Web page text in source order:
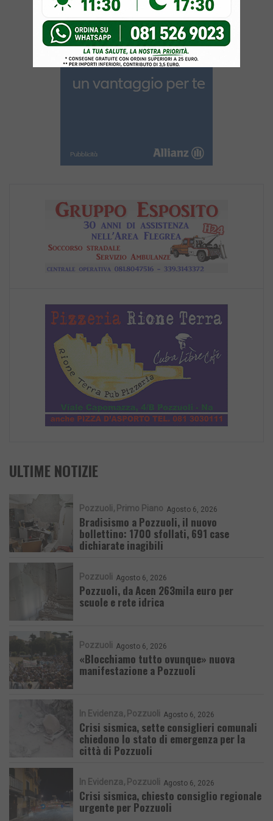
ULTIME NOTIZIE
Pozzuoli Primo Piano Agosto 6, 2026
Bradisismo a Pozzuoli, il nuovo
bollettino: 1700 sfollati, 691 case
dichiarate inagibili
Pozzuoli Agosto 6, 2026
Pozzuoli, da Acen 263mila euro per
scuole e rete idrica
Pozzuoli Agosto 6, 2026
«Blocchiamo tutto ovunque» nuova
manifestazione a Pozzuoli
In Evidenza Pozzuoli Agosto 6, 2026
Crisi sismica, sette consiglieri comunali
chiedono lo stato di emergenza per la
città di Pozzuoli
In Evidenza Pozzuoli Agosto 6, 2026
Crisi sismica, chiesto consiglio regionale
urgente per Pozzuoli